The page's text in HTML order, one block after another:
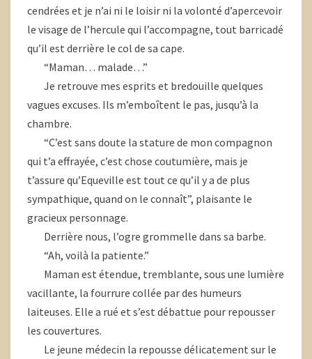
cendrées et je n’ai ni le loisir ni la volonté d’apercevoir
le visage de l’hercule qui l’accompagne, tout barricadé
qu’il est derrière le col de sa cape.
“Maman… malade…”
Je retrouve mes esprits et bredouille quelques
vagues excuses. Ils m’emboîtent le pas, jusqu’à la
chambre.
“C’est sans doute la stature de mon compagnon
qui t’a effrayée, c’est chose coutumière, mais je
t’assure qu’Equeville est tout ce qu’il y a de plus
sympathique, quand on le connaît”, plaisante le
gracieux personnage.
Derrière nous, l’ogre grommelle dans sa barbe.
“Ah, voilà la patiente.”
Maman est étendue, tremblante, sous une lumière
vacillante, la fourrure collée par des humeurs
laiteuses. Elle a rué et s’est débattue pour repousser
les couvertures.
Le jeune médecin la repousse délicatement sur le